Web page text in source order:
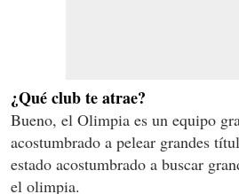
¿Qué club te atrae?
Bueno, el Olimpia es un equipo
acostumbrado a pelear grandes
estado acostumbrado a buscar
el olimpia.